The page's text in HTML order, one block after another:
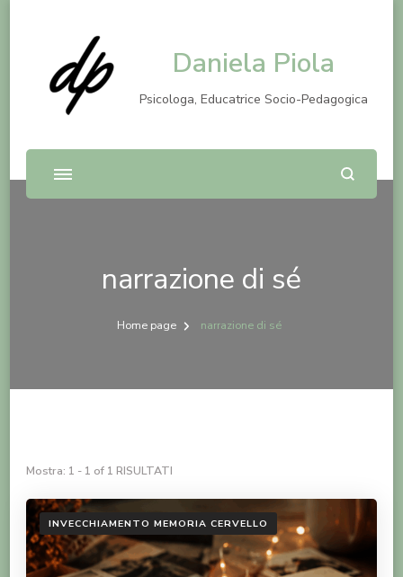
Daniela Piola
Psicologa, Educatrice Socio-Pedagogica
narrazione di sé
Home page narrazione di sé
Mostra: 1 - 1 of 1 RISULTATI
INVECCHIAMENTO MEMORIA CERVELLO